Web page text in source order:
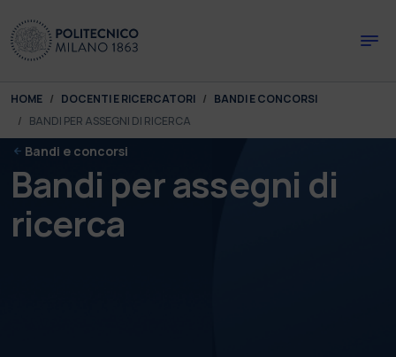
You are here:
HOME DOCENTI E RICERCATORI
BANDI E CONCORSI
BANDI PER ASSEGNI DI RICERCA
Bandi e concorsi
Bandi per assegni di
ricerca